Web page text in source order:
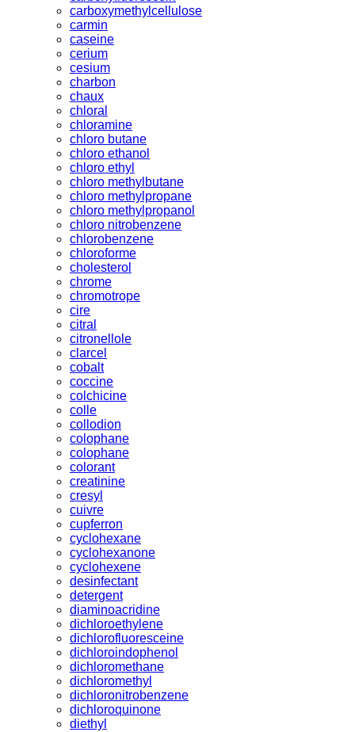
carboxymethylcellulose
carmin
caseine
cerium
cesium
charbon
chaux
chloral
chloramine
chloro butane
chloro ethanol
chloro ethyl
chloro methylbutane
chloro methylpropane
chloro methylpropanol
chloro nitrobenzene
chlorobenzene
chloroforme
cholesterol
chrome
chromotrope
cire
citral
citronellole
clarcel
cobalt
coccine
colchicine
colle
collodion
colophane
colophane
colorant
creatinine
cresyl
cuivre
cupferron
cyclohexane
cyclohexanone
cyclohexene
desinfectant
detergent
diaminoacridine
dichloroethylene
dichlorofluoresceine
dichloroindophenol
dichloromethane
dichloromethyl
dichloronitrobenzene
dichloroquinone
diethyl